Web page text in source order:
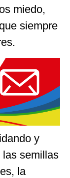
miedo,
siempre
y
las semillas
la